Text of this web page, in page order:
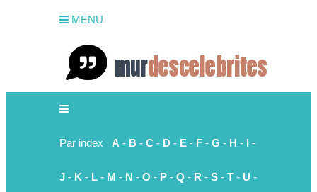
MENU
Par index A - B - C - D - E - F - G - H - I -
J - K - L - M - N - O - P - Q - R - S - T - U -